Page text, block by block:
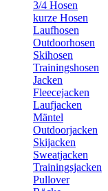
3/4 Hosen
kurze Hosen
Laufhosen
Outdoorhosen
Skihosen
Trainingshosen
Jacken
Fleecejacken
Laufjacken
Mäntel
Outdoorjacken
Skijacken
Sweatjacken
Trainingsjacken
Pullover